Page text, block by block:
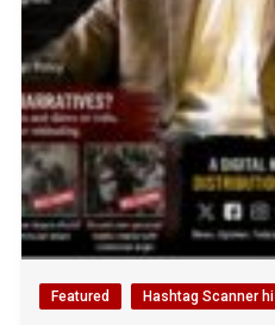
Featured Hashtag Scanner hi